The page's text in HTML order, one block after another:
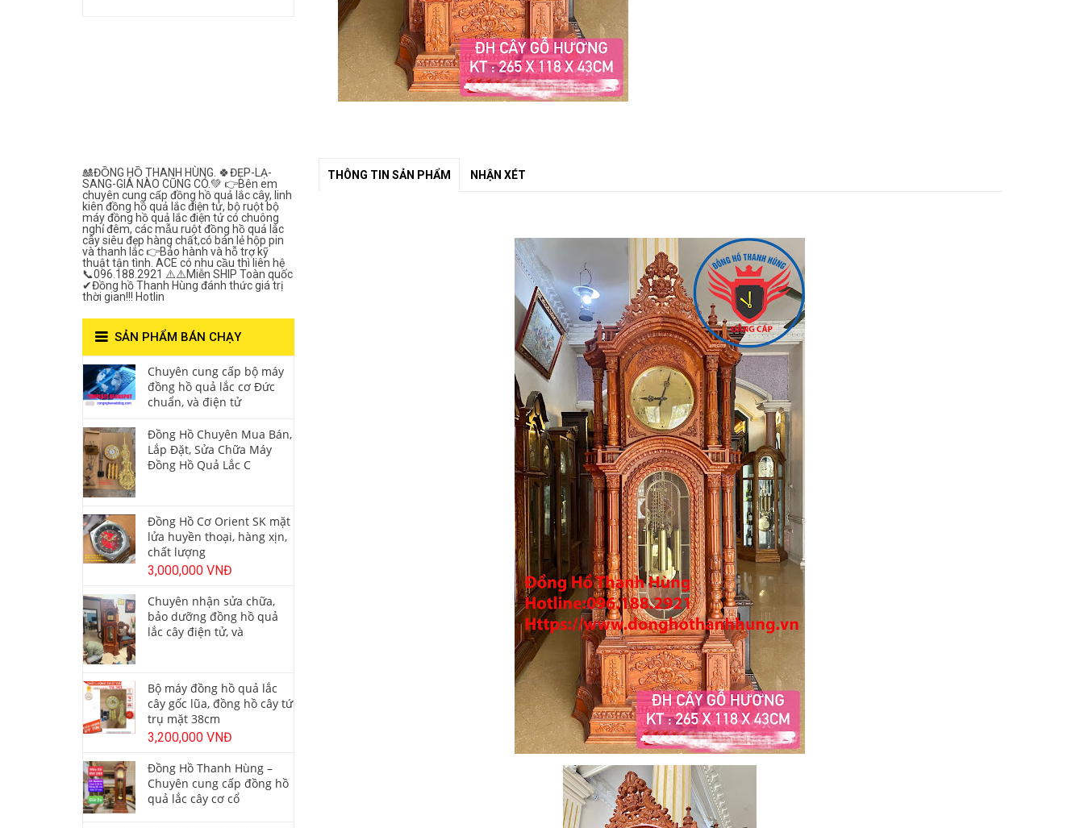
THÔNG TIN SẢN PHẨM NHẬN XÉT
🎎ĐỒNG HỒ THANH HÙNG. 🍀ĐẸP-LẠ-
SANG-GIÁ NÀO CŨNG CÓ.💚 👉Bên em
chuyên cung cấp đồng hồ quả lắc cây, linh
kiên đồng hồ quả lắc điện tử, bộ ruột bộ
máy đồng hồ quả lắc điện tử có chuông
nghỉ đêm, các mẫu ruột đồng hồ quả lắc
cây siêu đẹp hàng chất,có bán lẻ hộp pin
và thanh lắc 👉Bảo hành và hỗ trợ kỹ
thuật tận tình. ACE có nhu cầu thì liên hệ
📞096.188.2921 ⚠️⚠️Miễn SHIP Toàn quốc
✔Đồng hồ Thanh Hùng đánh thức giá trị
thời gian!!! Hotlin
SẢN PHẨM BÁN CHẠY
Chuyên cung cấp bộ máy
đồng hồ quả lắc cơ Đức
chuẩn, và điện tử
Đồng Hồ Chuyên Mua Bán,
Lắp Đặt, Sửa Chữa Máy
Đồng Hồ Quả Lắc C
Đồng Hồ Cơ Orient SK mặt
lửa huyền thoại, hàng xịn,
chất lượng
3,000,000 VNĐ
Chuyên nhận sửa chữa,
bảo dưỡng đồng hồ quả
lắc cây điện tử, và
Bộ máy đồng hồ quả lắc
cây gốc lũa, đồng hồ cây tứ
trụ mặt 38cm
3,200,000 VNĐ
Đồng Hồ Thanh Hùng –
Chuyên cung cấp đồng hồ
quả lắc cây cơ cổ